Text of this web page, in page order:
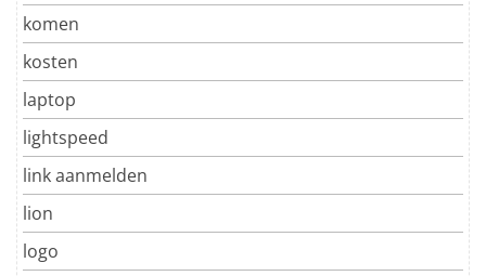
komen
kosten
laptop
lightspeed
link aanmelden
lion
logo